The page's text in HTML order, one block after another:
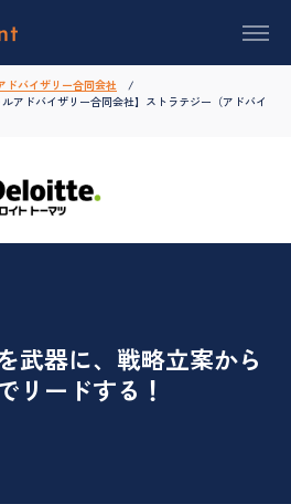
ドバイザリー合同会社
アドバイザリー合同会社】ストラテジー（アドバイ
武器に、戦略立案から
リードする！